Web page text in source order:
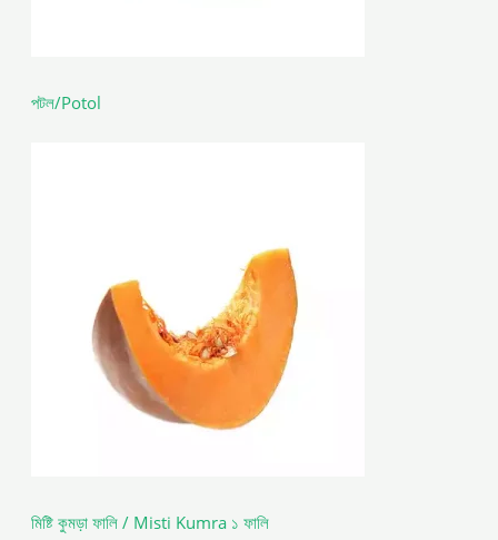
পটল/Potol
মিষ্টি কুমড়া ফালি / Misti Kumra ১ ফালি